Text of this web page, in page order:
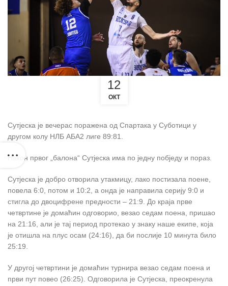
12
ОКТ
Сутјеска је вечерас поражена од Спартака у Суботици у
другом колу НЛБ АБА2 лиге 89:81.
Након првог „балона“ Сутјеска има по једну побједу и пораз.
Сутјеска је добро отворила утакмицу, лако постизала поене,
повела 6:0, потом и 10:2, а онда је направила серију 9:0 и
стигла до двоцифрене предности – 21:9. До краја прве
четвртине је домаћин одговорио, везао седам поена, пришао
на 21:16, али је тај период протекао у знаку наше екипе, која
је отишла на плус осам (24:16), да би послије 10 минута било
25:19.
У другој четвртини је домаћин турнира везао седам поена и
први пут повео (26:25). Одговорила је Сутјеска, преокренула